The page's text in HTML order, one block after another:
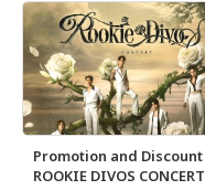
Promotion and Discount
ROOKIE DIVOS CONCERT